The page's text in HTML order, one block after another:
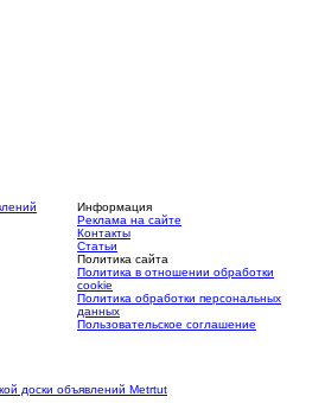
Информация
Реклама на сайте
Контакты
Статьи
Политика сайта
Политика в отношении обработки
cookie
Политика обработки персональных
данных
Пользовательское соглашение